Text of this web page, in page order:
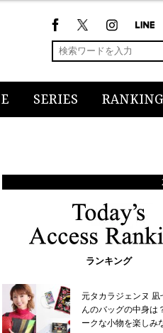
SERIES RANKING
ランキング
元タカラジェンヌ 凪
んのバッグの中身は
ークな小物を楽しみ